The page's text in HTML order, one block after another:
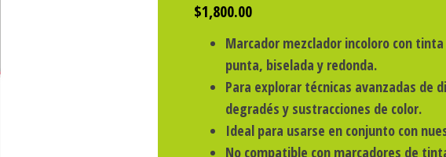
$1,800.00
Marcador mezclador incoloro con
punta, biselada y redonda.
Para explorar técnicas avanzadas de
degradés y sustracciones de color.
Ideal para usarse en conjunto con
No compatible con marcadores de